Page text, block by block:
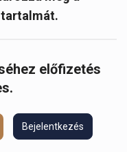
előfizetés
Bejelentkezés